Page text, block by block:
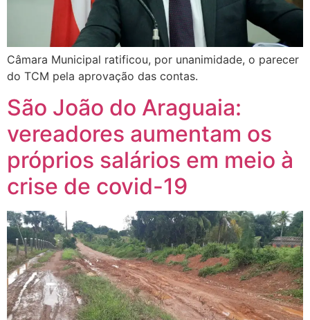
Câmara Municipal ratificou, por unanimidade, o parecer
do TCM pela aprovação das contas.
São João do Araguaia:
vereadores aumentam os
próprios salários em meio à
crise de covid-19